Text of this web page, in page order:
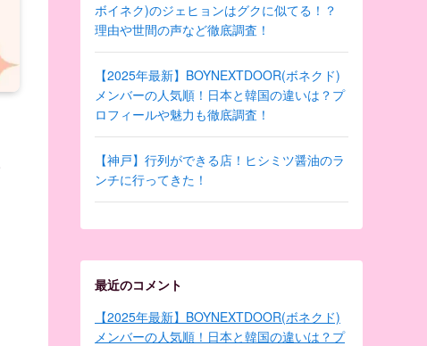
ボイネク)のジェヒョンはグクに似てる！？
理由や世間の声など徹底調査！
【2025年最新】BOYNEXTDOOR(ボネクド)
メンバーの人気順！日本と韓国の違いは？プ
ロフィールや魅力も徹底調査！
【神戸】行列ができる店！ヒシミツ醤油のラ
ンチに行ってきた！
最近のコメント
【2025年最新】BOYNEXTDOOR(ボネクド)
メンバーの人気順！日本と韓国の違いは？プ